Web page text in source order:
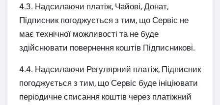
4.3. Надсилаючи платіж, Чайові, Донат,
Підписник погоджується з тим, що Сервіс не
має технічної можливості та не буде
здійснювати повернення коштів Підписникові.
4.4. Надсилаючи Регулярний платіж, Підписник
погоджується з тим, що Сервіс буде ініціювати
періодичне списання коштів через платіжний